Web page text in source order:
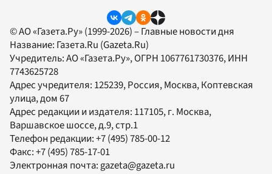
© АО «Газета.Ру» (1999-2026) – Главные новости дня
Название: Газета.Ru (Gazeta.Ru)
Учредитель:АО «Газета.Ру», ОГРН 1067761730376, ИНН
7743625728
Адрес учредителя: 125239, Россия, Москва, Коптевская
улица, дом 67
Адрес редакции и издателя: 117105, г. Москва,
Варшавское шоссе, д.9, стр.1
Телефон редакции:+7 (495) 785-00-12
Факс:+7 (495) 785-17-01
Электронная почта:gazeta@gazeta.ru